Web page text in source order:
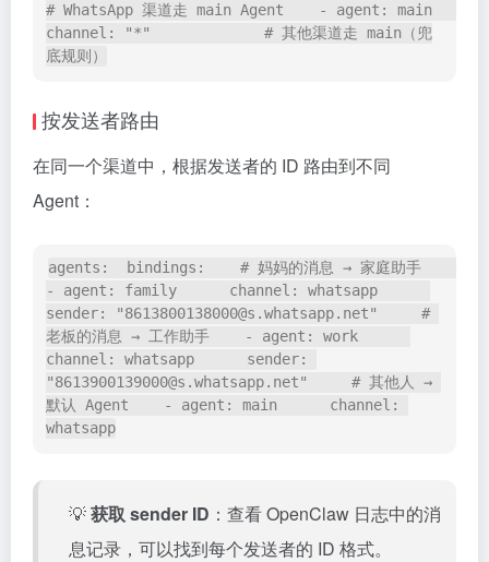
# WhatsApp 渠道走 main Agent    - agent: main
channel: "*"             # 其他渠道走 main（兜
底规则）
按发送者路由
在同一个渠道中，根据发送者的 ID 路由到不同
Agent：
agents:  bindings:    # 妈妈的消息 → 家庭助手
- agent: family      channel: whatsapp
sender: "8613800138000@s.whatsapp.net"     #
老板的消息 → 工作助手    - agent: work
channel: whatsapp      sender:
"8613900139000@s.whatsapp.net"     # 其他人 →
默认 Agent    - agent: main      channel:
whatsapp
💡获取 sender ID ：查看 OpenClaw 日志中的消
息记录，可以找到每个发送者的 ID 格式。